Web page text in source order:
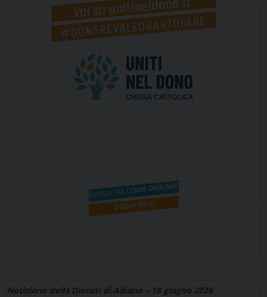
Notiziario della Diocesi di Albano – 18 giugno 2026